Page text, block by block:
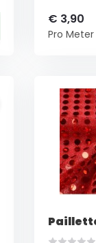
€ 3,90
Pro Meter